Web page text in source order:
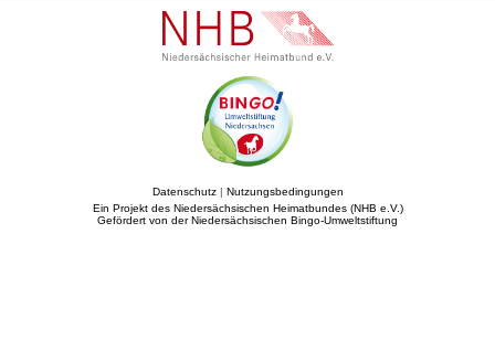
Datenschutz| Nutzungsbedingungen
Ein Projekt des Niedersächsischen Heimatbundes (NHB e.V.)
Gefördert von der Niedersächsischen Bingo-Umweltstiftung